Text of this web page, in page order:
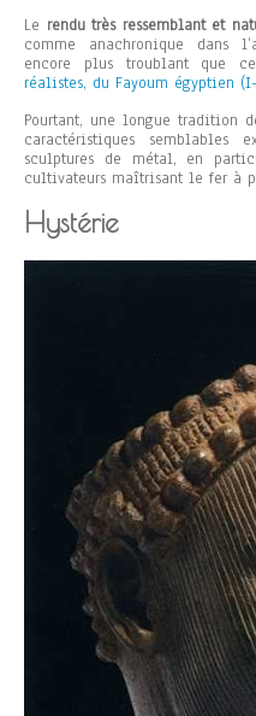
Le rendu très ressemblant et
comme anachronique dans
encore plus troublant que
réalistes, du Fayoum égyptien
Pourtant, une longue tradition
caractéristiques
sculptures de métal, en
cultivateurs maîtrisant le fer à
Hystérie